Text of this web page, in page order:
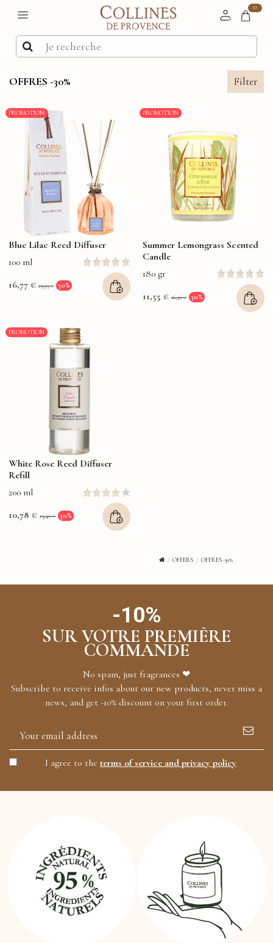
0
OFFRES -30% Filter
PROMOTION
Blue Lilac Reed Diffuser
100 ml
16,77 € 23,95 € 30%
PROMOTION
Summer Lemongrass Scented
Candle
180 gr
11,55 € 16,50 € 30%
PROMOTION
White Rose Reed Diffuser
Refill
200 ml
10,78 € 15,40 € 30%
OFFERS OFFRES -30%
-10%
SUR VOTRE PREMIÈRE
COMMANDE
No spam, just fragrances ❤
Subscribe to receive infos about our new products, never miss a
news, and get -10% discount on your first order.
I agree to theterms of service and privacy policy